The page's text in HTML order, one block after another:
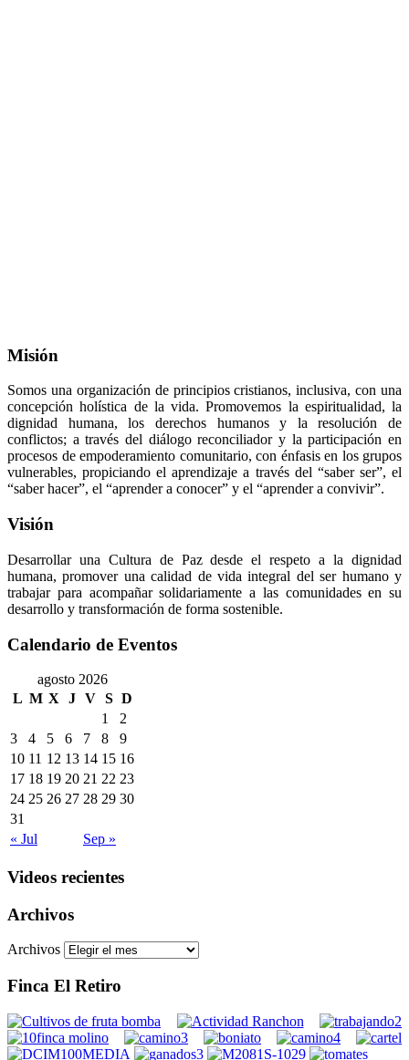
Misión
Somos una organización de principios cristianos, inclusiva, con una
concepción holística de la vida. Promovemos la espiritualidad, la
dignidad humana, los derechos humanos y la resolución de
conflictos; a través del diálogo reconciliador y la participación en
procesos de empoderamiento comunitario, con énfasis en los grupos
vulnerables, propiciando el aprendizaje a través del “saber ser”, el
“saber hacer”, el “aprender a conocer” y el “aprender a convivir”.
Visión
Desarrollar una Cultura de Paz desde el respeto a la dignidad
humana, promover una calidad de vida integral del ser humano y
trabajar para acompañar solidariamente a las comunidades en su
desarrollo y transformación de forma sostenible.
Calendario de Eventos
agosto 2026
L M X J V S D
1
2
3
4 5 6 7 8
9
10 11 12 13 14 15 16
17 18 19 20 21 22 23
24 25 26 27 28 29 30
31
« Jul
Sep »
Videos recientes
Archivos
Archivos
Finca El Retiro